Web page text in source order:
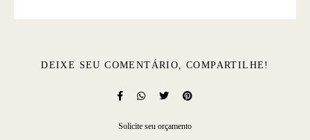
DEIXE SEU COMENTÁRIO, COMPARTILHE!
Solicite seu orçamento